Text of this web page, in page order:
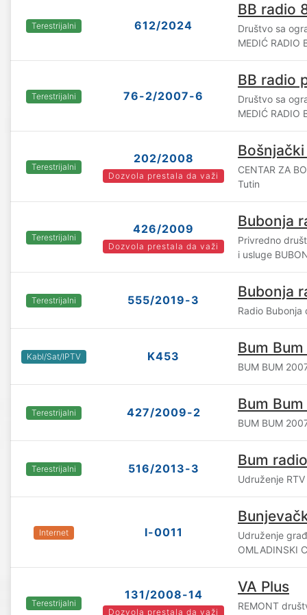
Terestrijalni 612/2024
BB radio
Društvo sa
MEDIĆ RADIO
Terestrijalni 76-2/2007-6
BB radio
Društvo sa
MEDIĆ RADIO
Terestrijalni
202/2008
Dozvola prestala da važi
CENTAR ZA
Tutin
Terestrijalni
426/2009
Dozvola prestala da važi
Bubonja
Privredno
i usluge
Terestrijalni 555/2019-3 Bubonja
Radio
Kabl/Sat/IPTV K453 Bum
BUM BUM
Terestrijalni 427/2009-2 Bum
BUM BUM
Terestrijalni 516/2013-3 Bum
Udruženje
Internet I-0011
Udruženje
OMLADINSKI
Terestrijalni
131/2008-14
Dozvola prestala da važi
VA Plus
REMONT